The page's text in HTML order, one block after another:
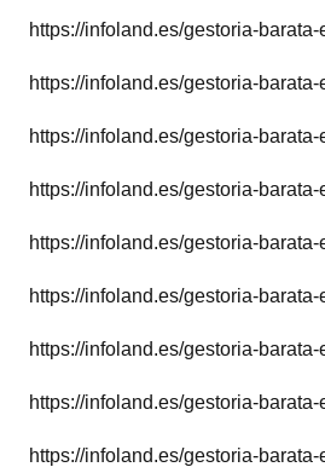
https://infoland.es/gestoria-
https://infoland.es/gestoria-
https://infoland.es/gestoria-
https://infoland.es/gestoria-
https://infoland.es/gestoria-barata-
https://infoland.es/gestoria-barata-
https://infoland.es/gestoria-
https://infoland.es/gestoria-
https://infoland.es/gestoria-barata-